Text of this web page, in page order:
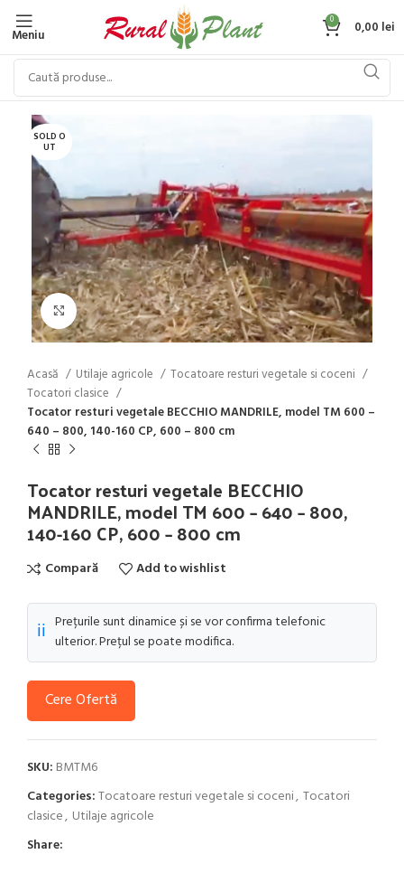
Meniu
0 0,00 lei
SOLD O
UT
Click to enlarge
Acasă Utilaje agricole
Tocatoare resturi vegetale si coceni
Tocatori clasice
Tocator resturi vegetale BECCHIO MANDRILE, model TM 600 –
640 – 800, 140-160 CP, 600 – 800 cm
Tocator resturi vegetale BECCHIO
MANDRILE, model TM 600 – 640 – 800,
140-160 CP, 600 – 800 cm
Compară Add to wishlist
ℹ️ Prețurile sunt dinamice și se vor confirma telefonic
ulterior. Prețul se poate modifica.
Cere Ofertă
SKU: BMTM6
Categories:Tocatoare resturi vegetale si coceni, Tocatori
clasice, Utilaje agricole
Share: